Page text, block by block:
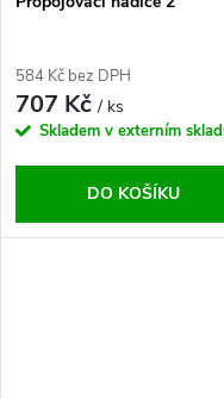
584 Kč bez DPH
707 Kč/ ks
Skladem v externím
DO KOŠÍKU